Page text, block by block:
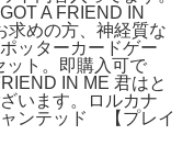
A FRIEND IN
求めの方、神経質な
ッターカードゲー
ト。即購入可で
IN ME 君はと
います。ロルカナ
ンテッド 【プレイ